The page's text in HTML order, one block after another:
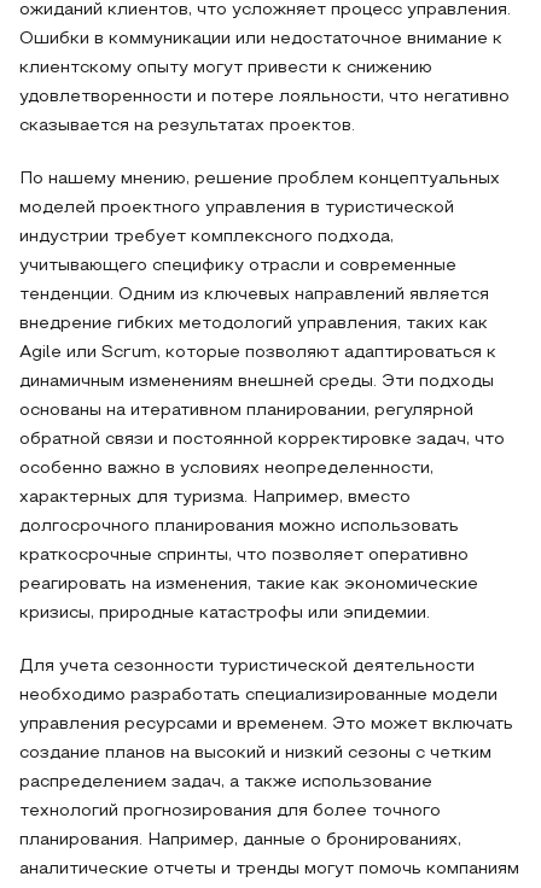
ожиданий клиентов, что усложняет процесс управления.
Ошибки в коммуникации или недостаточное внимание к
клиентскому опыту могут привести к снижению
удовлетворенности и потере лояльности, что негативно
сказывается на результатах проектов.
По нашему мнению, решение проблем концептуальных
моделей проектного управления в туристической
индустрии требует комплексного подхода,
учитывающего специфику отрасли и современные
тенденции. Одним из ключевых направлений является
внедрение гибких методологий управления, таких как
Agile или Scrum, которые позволяют адаптироваться к
динамичным изменениям внешней среды. Эти подходы
основаны на итеративном планировании, регулярной
обратной связи и постоянной корректировке задач, что
особенно важно в условиях неопределенности,
характерных для туризма. Например, вместо
долгосрочного планирования можно использовать
краткосрочные спринты, что позволяет оперативно
реагировать на изменения, такие как экономические
кризисы, природные катастрофы или эпидемии.
Для учета сезонности туристической деятельности
необходимо разработать специализированные модели
управления ресурсами и временем. Это может включать
создание планов на высокий и низкий сезоны с четким
распределением задач, а также использование
технологий прогнозирования для более точного
планирования. Например, данные о бронированиях,
аналитические отчеты и тренды могут помочь компаниям